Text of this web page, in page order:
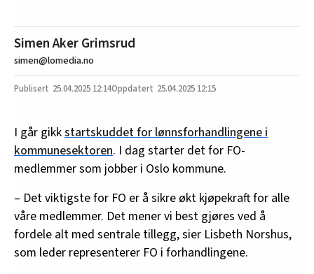
Simen Aker Grimsrud
simen@lomedia.no
25.04.2025 12:14 25.04.2025 12:15
I går gikkstartskuddet for lønnsforhandlingene i
kommunesektoren. I dag starter det for FO-
medlemmer som jobber i Oslo kommune.
– Det viktigste for FO er å sikre økt kjøpekraft for alle
våre medlemmer. Det mener vi best gjøres ved å
fordele alt med sentrale tillegg, sier Lisbeth Norshus,
som leder representerer FO i forhandlingene.